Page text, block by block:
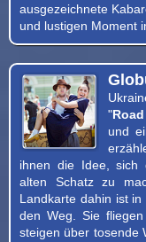
ausgezeichnete
und lustigen Moment
"
und
ihnen die Idee, sich
alten Schatz zu
Landkarte dahin ist
den Weg. Sie
steigen über tosende